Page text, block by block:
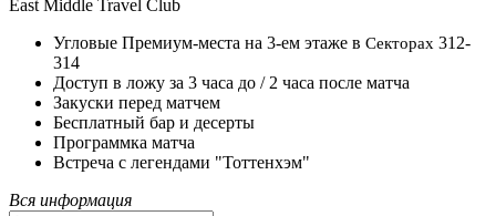
East Middle Travel Club
Угловые Премиум-места на 3-ем этаже в Секторах 312-
314
Доступ в ложу за 3 часа до / 2 часа после матча
Закуски перед матчем
Бесплатный бар и десерты
Программка матча
Встреча с легендами "Тоттенхэм"
Вся информация